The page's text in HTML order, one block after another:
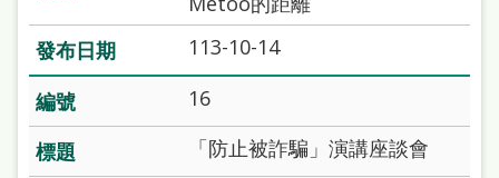
113-10-14
16
「防止被詐騙」演講座談會